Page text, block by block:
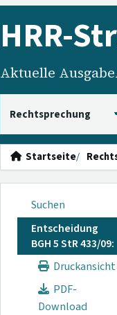
HRR-
Aktuelle Ausgabe
Startseite
Suchen
Entscheidung
BGH 5 StR 433/09:
Druckansicht
PDF-
Download